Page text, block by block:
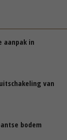
aanpak in
van
bodem